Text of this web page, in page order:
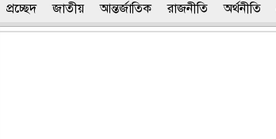
প্রচ্ছেদ জাতীয় আন্তর্জাতিক রাজনীতি অর্থনীতি